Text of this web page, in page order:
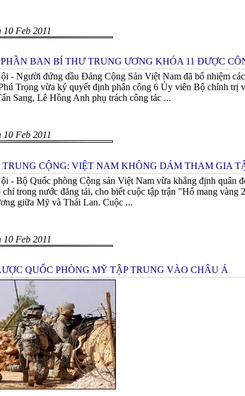
10 Feb 2011
BAN BÍ THƯ TRUNG ƯƠNG KHÓA 11 ĐƯỢC
- Người đứng đầu Đảng Cộng Sản Việt Nam đã bổ nhiệm
Trọng vừa ký quyết định phân công 6 Ủy viên Bộ chính
Sang, Lê Hồng Anh phụ trách công tác ...
10 Feb 2011
TRUNG CỘNG: VIỆT NAM KHÔNG DÁM THAM GIA
- Bộ Quốc phòng Cộng sản Việt Nam vừa khẳng định quân
chí trong nước đăng tải, cho biết cuộc tập trận "Hổ mang
giữa Mỹ và Thái Lan. Cuộc ...
10 Feb 2011
QUỐC PHÒNG MỸ TẬP TRUNG VÀO CHÂU Á